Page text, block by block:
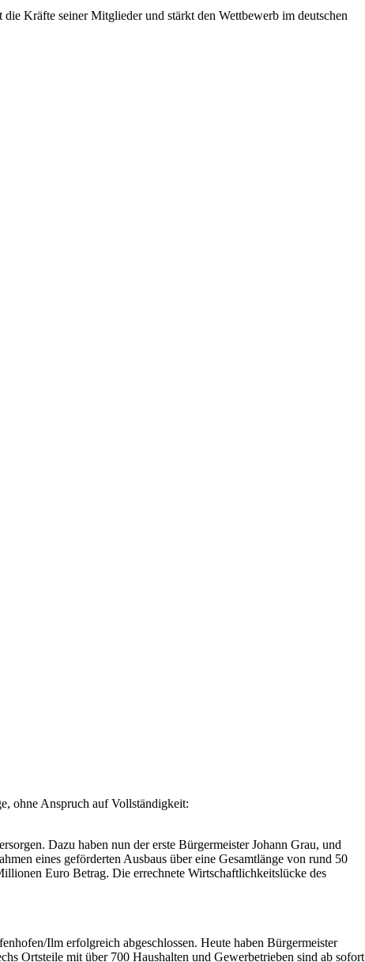
Kräfte seiner Mitglieder und stärkt den Wettbewerb im deutschen
ohne Anspruch auf Vollständigkeit:
Dazu haben nun der erste Bürgermeister Johann Grau, und
eines geförderten Ausbaus über eine Gesamtlänge von rund 50
Euro Betrag. Die errechnete Wirtschaftlichkeitslücke des
Ilm erfolgreich abgeschlossen. Heute haben Bürgermeister
Ortsteile mit über 700 Haushalten und Gewerbetrieben sind ab sofort